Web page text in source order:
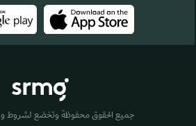
جميع الحقوق محفوظة وتخضع لشروط